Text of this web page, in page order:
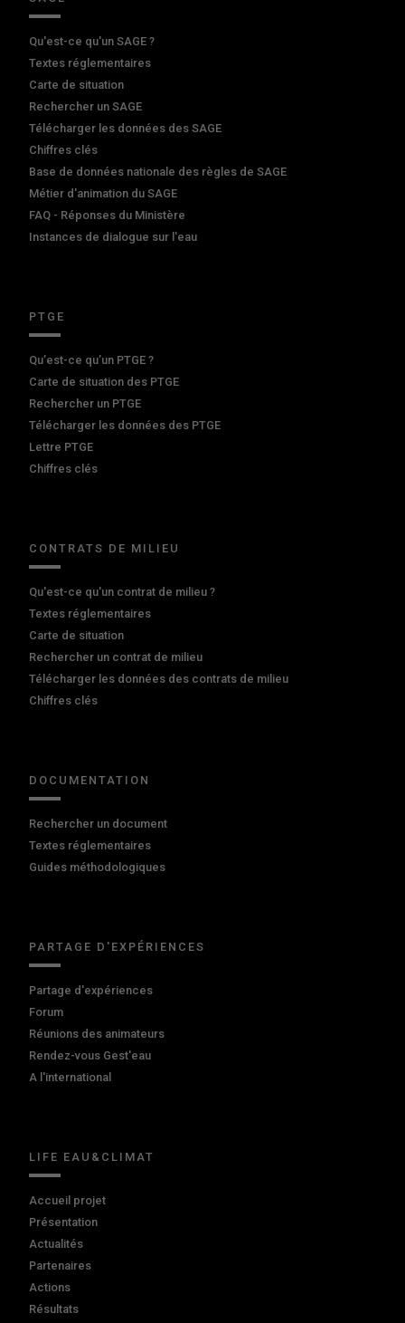
Qu'est-ce qu'un SAGE ?
Textes réglementaires
Carte de situation
Rechercher un SAGE
Télécharger les données des SAGE
Chiffres clés
Base de données nationale des règles de SAGE
Métier d'animation du SAGE
FAQ - Réponses du Ministère
Instances de dialogue sur l'eau
PTGE
Qu’est-ce qu’un PTGE ?
Carte de situation des PTGE
Rechercher un PTGE
Télécharger les données des PTGE
Lettre PTGE
Chiffres clés
CONTRATS DE MILIEU
Qu'est-ce qu'un contrat de milieu ?
Textes réglementaires
Carte de situation
Rechercher un contrat de milieu
Télécharger les données des contrats de milieu
Chiffres clés
DOCUMENTATION
Rechercher un document
Textes réglementaires
Guides méthodologiques
PARTAGE D'EXPÉRIENCES
Partage d'expériences
Forum
Réunions des animateurs
Rendez-vous Gest'eau
A l'international
LIFE EAU&CLIMAT
Accueil projet
Présentation
Actualités
Partenaires
Actions
Résultats